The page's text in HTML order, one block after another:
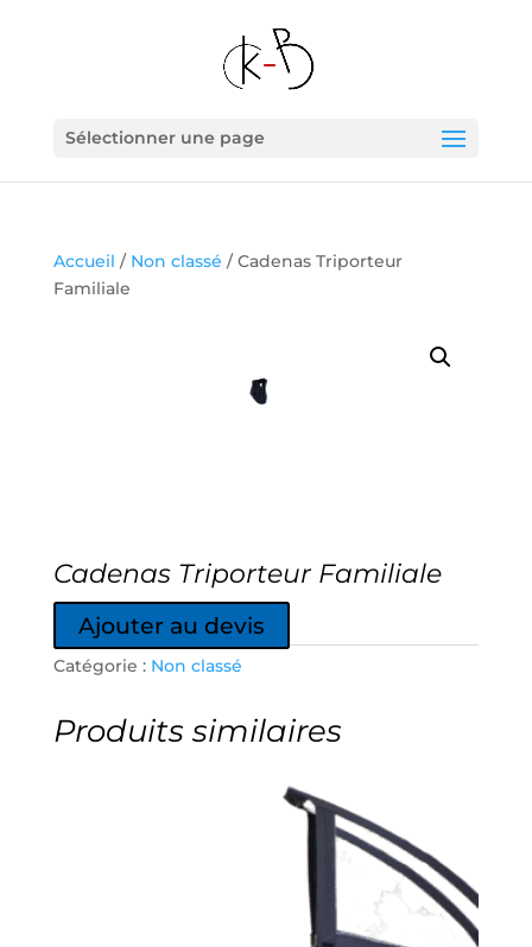
Sélectionner une page
Accueil / Non classé / Cadenas Triporteur
Familiale
Cadenas Triporteur Familiale
Ajouter au devis
Catégorie : Non classé
Produits similaires